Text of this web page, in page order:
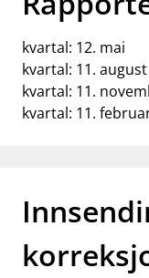
kvartal: 12. mai
kvartal: 11. august
kvartal: 11.
kvartal: 11.